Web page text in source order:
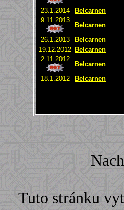
23.1.2014
Belcarnen
9.11.2013
Belcarnen
26.1.2013
Belcarnen
19.12.2012 Belcarnen
2.11.2012
Belcarnen
18.1.2012
Belcarnen
Tuto stránku